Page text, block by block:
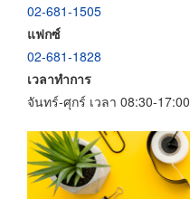
02-681-1505
แฟกซ์
02-681-1828
เวลาทำการ
จันทร์-ศุกร์ เวลา 08:30-17:00